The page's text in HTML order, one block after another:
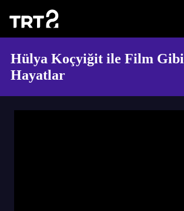
Hülya Koçyiğit ile Film Gibi
Hayatlar